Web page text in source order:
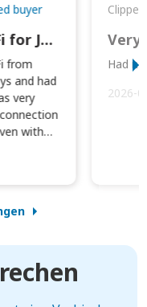
buyer
Great Pocket WiFi for Japan Travel
from
and had
very
with
Very
Had
2026-